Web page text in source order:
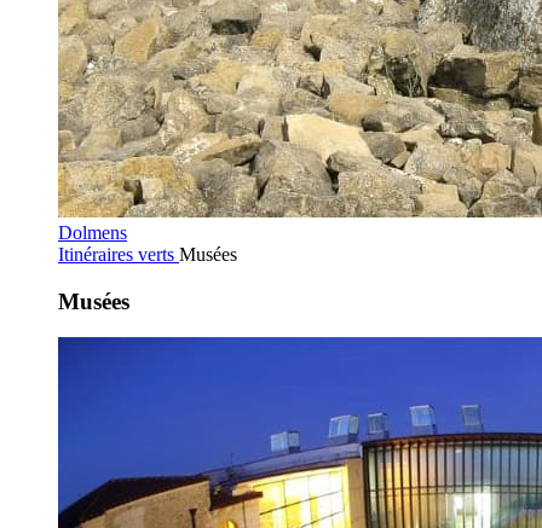
Dolmens
Itinéraires verts Musées
Musées